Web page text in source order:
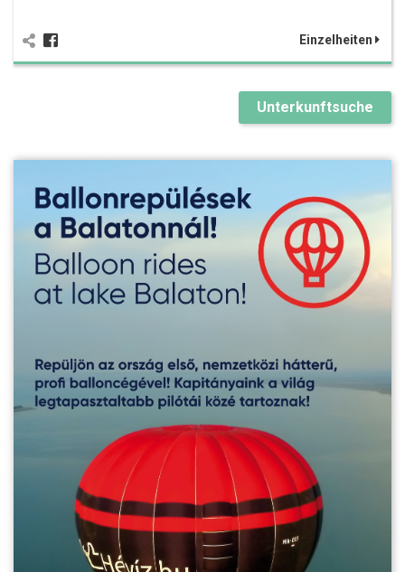
Einzelheiten
Unterkunftsuche